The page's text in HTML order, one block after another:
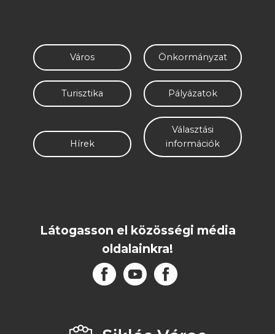
Város Önkormányzat
Turisztika Pályázatok
Hírek
Választási
információk
Látogasson el közösségi média
oldalainkra!